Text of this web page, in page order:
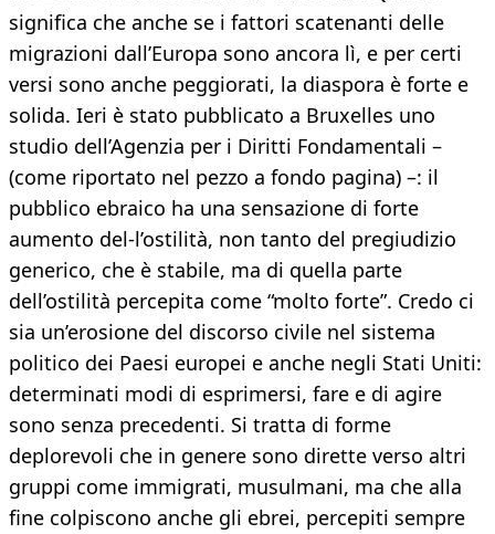
significa che anche se i fattori scatenanti delle
migrazioni dall’Europa sono ancora lì, e per certi
versi sono anche peggiorati, la diaspora è forte e
solida. Ieri è stato pubblicato a Bruxelles uno
studio dell’Agenzia per i Diritti Fondamentali –
(come riportato nel pezzo a fondo pagina) –: il
pubblico ebraico ha una sensazione di forte
aumento del-l’ostilità, non tanto del pregiudizio
generico, che è stabile, ma di quella parte
dell’ostilità percepita come “molto forte”. Credo ci
sia un’erosione del discorso civile nel sistema
politico dei Paesi europei e anche negli Stati Uniti:
determinati modi di esprimersi, fare e di agire
sono senza precedenti. Si tratta di forme
deplorevoli che in genere sono dirette verso altri
gruppi come immigrati, musulmani, ma che alla
fine colpiscono anche gli ebrei, percepiti sempre